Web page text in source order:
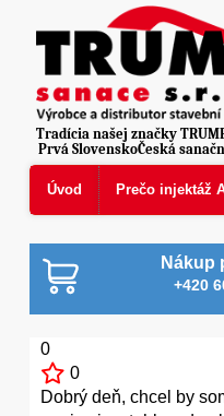
Úvod Prečo injektáž
Prvá SlovenskoČeská
Tradícia našej značky
Nákup
+420
0
0
Dobrý deň, chcel by